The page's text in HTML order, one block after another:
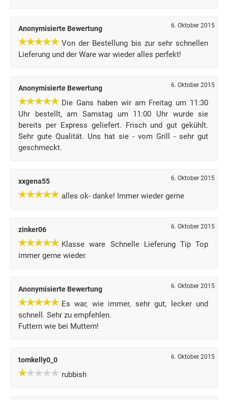
Anonymisierte Bewertung 6. Oktober 2015
Von der Bestellung bis zur sehr schnellen
Lieferung und der Ware war wieder alles perfekt!
Anonymisierte Bewertung 6. Oktober 2015
Die Gans haben wir am Freitag um 11:30
Uhr bestellt, am Samstag um 11:00 Uhr wurde sie
bereits per Express geliefert. Frisch und gut gekühlt.
Sehr gute Qualität. Uns hat sie - vom Grill - sehr gut
geschmeckt.
xxgena55 6. Oktober 2015
alles ok- danke! Immer wieder gerne
zinker06 6. Oktober 2015
Klasse ware Schnelle Lieferung Tip Top
immer gerne wieder.
Anonymisierte Bewertung 6. Oktober 2015
Es war, wie immer, sehr gut, lecker und
schnell. Sehr zu empfehlen.
Futtern wie bei Muttern!
tomkelly0_0 6. Oktober 2015
rubbish